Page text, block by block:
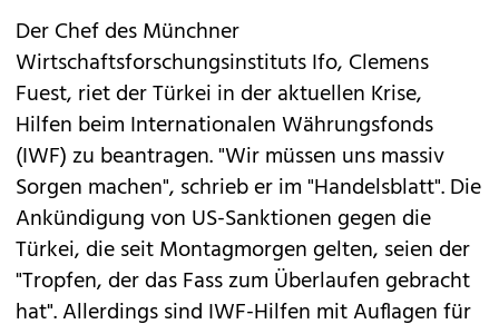
Der Chef des Münchner
Wirtschaftsforschungsinstituts Ifo, Clemens
Fuest, riet der Türkei in der aktuellen Krise,
Hilfen beim Internationalen Währungsfonds
(IWF) zu beantragen. "Wir müssen uns massiv
Sorgen machen", schrieb er im "Handelsblatt". Die
Ankündigung von US-Sanktionen gegen die
Türkei, die seit Montagmorgen gelten, seien der
"Tropfen, der das Fass zum Überlaufen gebracht
hat". Allerdings sind IWF-Hilfen mit Auflagen für